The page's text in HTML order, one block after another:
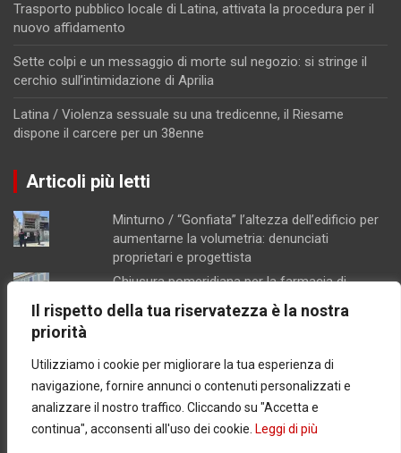
Il rispetto della tua riservatezza è la nostra
priorità
Utilizziamo i cookie per migliorare la tua esperienza di
navigazione, fornire annunci o contenuti personalizzati e
analizzare il nostro traffico. Cliccando su "Accetta e
continua", acconsenti all'uso dei cookie. Leggi di più
Trasporto pubblico locale di Latina, attivata la procedura per il
nuovo affidamento
Sette colpi e un messaggio di morte sul negozio: si stringe il
cerchio sull’intimidazione di Aprilia
Latina / Violenza sessuale su una tredicenne, il Riesame
dispone il carcere per un 38enne
Articoli più letti
Minturno / “Gonfiata” l’altezza dell’edificio per
aumentarne la volumetria: denunciati
proprietari e progettista
Chiusura pomeridiana per la farmacia di
Formia, "manca il personale"
primo grado
Schiuma e acqua giallastra lungo le coste del
Lazio: Arpa esclude contaminazioni batteriche
Latina / Piano del fabbisogno del personale,